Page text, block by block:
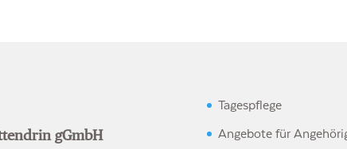
gGmbH
Tagespflege
Angebote für